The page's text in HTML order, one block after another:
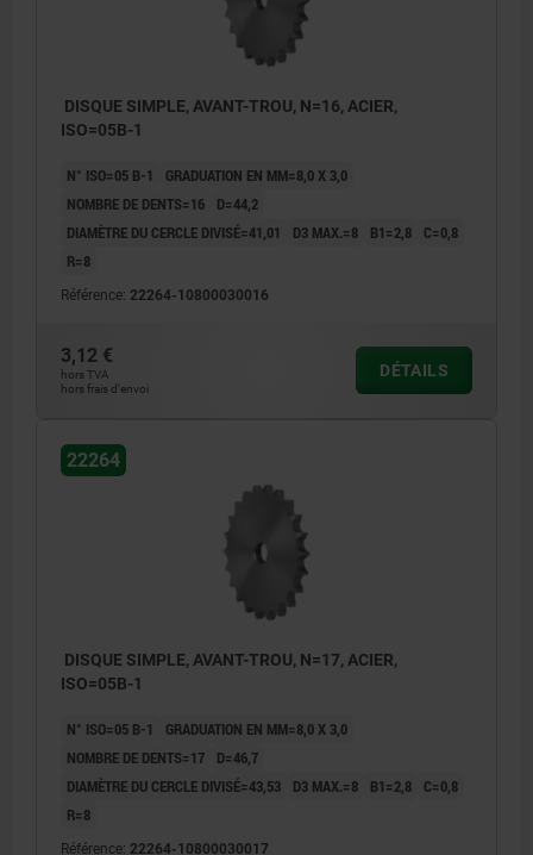
DISQUE SIMPLE, AVANT-TROU, N=16, ACIER,
ISO=05B-1
N° ISO=05 B-1
GRADUATION EN MM=8,0 X 3,0
NOMBRE DE DENTS=16
D=44,2
DIAMÈTRE DU CERCLE DIVISÉ=41,01
D3 MAX.=8 B1=2,8
C=0,8
R=8
Référence: 22264-10800030016
3,12 €
hors TVA
hors frais d’envoi
DÉTAILS
22264
DISQUE SIMPLE, AVANT-TROU, N=17, ACIER,
ISO=05B-1
N° ISO=05 B-1
GRADUATION EN MM=8,0 X 3,0
NOMBRE DE DENTS=17
D=46,7
DIAMÈTRE DU CERCLE DIVISÉ=43,53
D3 MAX.=8 B1=2,8
C=0,8
R=8
Référence: 22264-10800030017